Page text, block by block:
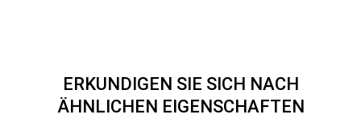
ERKUNDIGEN SIE SICH NACH
ÄHNLICHEN EIGENSCHAFTEN